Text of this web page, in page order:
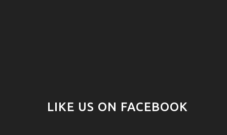
LIKE US ON FACEBOOK